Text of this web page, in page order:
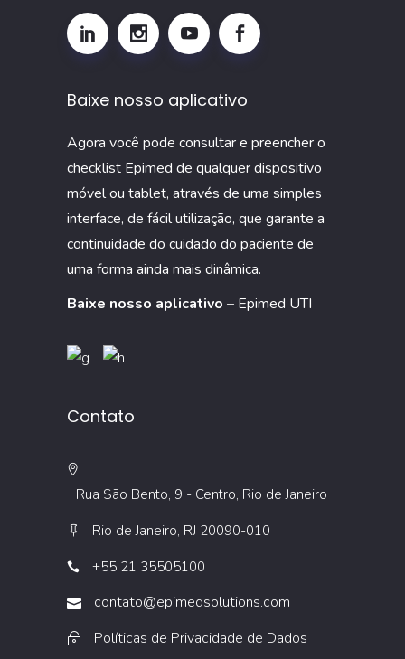
que
monitorar
indicador
UTI
Baixe nosso aplicativo
Agora você pode consultar e preencher o
checklist Epimed de qualquer dispositivo
móvel ou tablet, através de uma simples
interface, de fácil utilização, que garante a
continuidade do cuidado do paciente de
uma forma ainda mais dinâmica.
Baixe nosso aplicativo – Epimed UTI
Contato
Rua São Bento, 9 - Centro, Rio de Janeiro
Rio de Janeiro, RJ 20090-010
+55 21 35505100
contato@epimedsolutions.com
Políticas de Privacidade de Dados